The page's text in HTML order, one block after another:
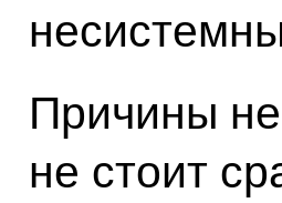
Причины
не стоит